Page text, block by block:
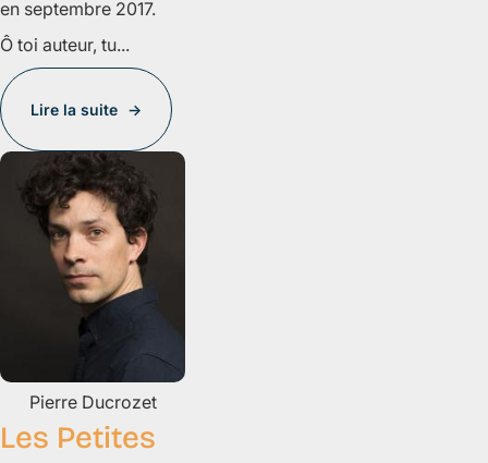
en septembre 2017.
Ô toi auteur, tu...
Lire la suite
Pierre Ducrozet
Les Petites